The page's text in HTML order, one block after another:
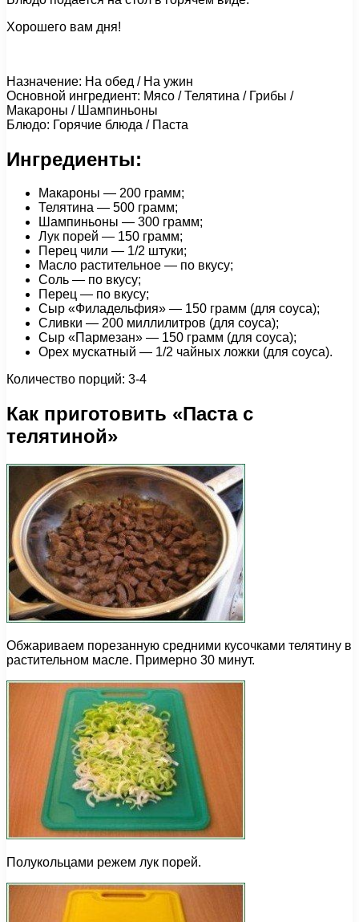
Хорошего вам дня!
Назначение: На обед / На ужин
Основной ингредиент: Мясо / Телятина / Грибы /
Макароны / Шампиньоны
Блюдо: Горячие блюда / Паста
Ингредиенты:
Макароны — 200 грамм;
Телятина — 500 грамм;
Шампиньоны — 300 грамм;
Лук порей — 150 грамм;
Перец чили — 1/2 штуки;
Масло растительное — по вкусу;
Соль — по вкусу;
Перец — по вкусу;
Сыр «Филадельфия» — 150 грамм (для соуса);
Сливки — 200 миллилитров (для соуса);
Сыр «Пармезан» — 150 грамм (для соуса);
Орех мускатный — 1/2 чайных ложки (для соуса).
Количество порций: 3-4
Как приготовить «Паста с
телятиной»
Обжариваем порезанную средними кусочками телятину в
растительном масле. Примерно 30 минут.
Полукольцами режем лук порей.